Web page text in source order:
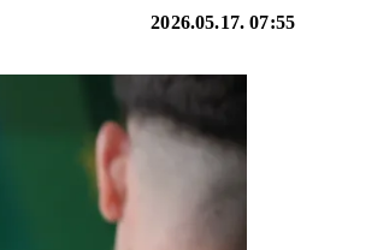
2026.05.17. 07:55